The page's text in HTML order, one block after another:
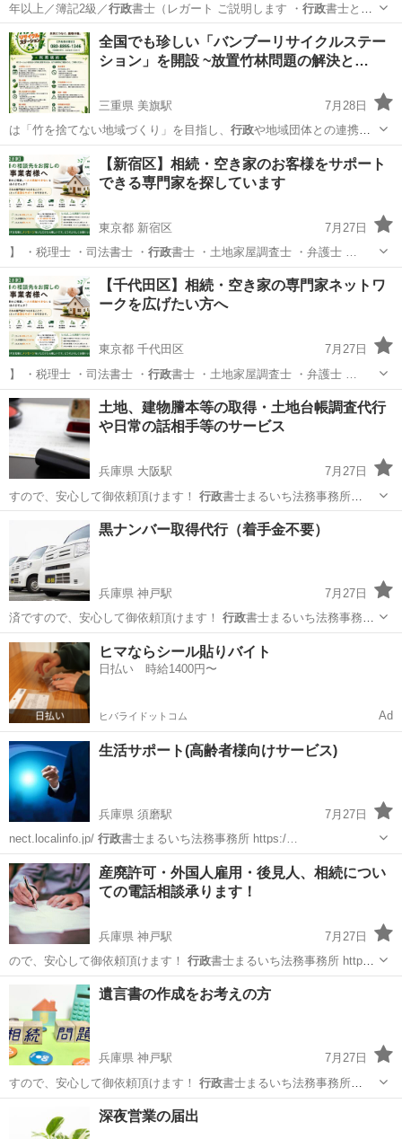
年以上／簿記2級／行政書士（レガート ご説明します ・ 行政書士とし
て守秘義務…
大阪 大阪市 その他
全国でも珍しい「バンブーリサイクルステー
ション」を開設 ~放置竹林問題の解決と…
三重県 美旗駅
7月28日
は「竹を捨てない地域づくり」を目指し、 行政や地域団体との連携を
進めながら、持続可…
三重 名張市 美旗駅 不用品回収 行政
【新宿区】相続・空き家のお客様をサポート
できる専門家を探しています
東京都 新宿区
7月27日
】 ・税理士 ・司法書士 ・ 行政書士 ・土地家屋調査士 ・弁護士 …
東京 新宿区 その他 お客様
【千代田区】相続・空き家の専門家ネットワ
ークを広げたい方へ
東京都 千代田区
7月27日
】 ・税理士 ・司法書士 ・ 行政書士 ・土地家屋調査士 ・弁護士 …
東京 千代田区 その他 案件
土地、建物謄本等の取得・土地台帳調査代行
や日常の話相手等のサービス
兵庫県 大阪駅
7月27日
すので、安心して御依頼頂けます！ 行政書士まるいち法務事務所
https:/…
神戸市 大阪駅 その他 行政
黒ナンバー取得代行（着手金不要）
兵庫県 神戸駅
7月27日
済ですので、安心して御依頼頂けます！ 行政書士まるいち法務事務所
https:/…
兵庫 神戸市 神戸駅 その他 無料
ヒマならシール貼りバイト
日払い 時給1400円〜
ヒバライドットコム Ad
生活サポート(高齢者様向けサービス)
兵庫県 須磨駅
7月27日
nect.localinfo.jp/ 行政書士まるいち法務事務所 https:/…
兵庫 神戸市 須磨駅 その他 生活保護申請
産廃許可・外国人雇用・後見人、相続につい
ての電話相談承ります！
兵庫県 神戸駅
7月27日
ので、安心して御依頼頂けます！ 行政書士まるいち法務事務所 https:/
…
神戸市 神戸駅 その他 mail
遺言書の作成をお考えの方
兵庫県 神戸駅
7月27日
すので、安心して御依頼頂けます！ 行政書士まるいち法務事務所
https:/…
神戸市 神戸駅 その他
深夜営業の届出